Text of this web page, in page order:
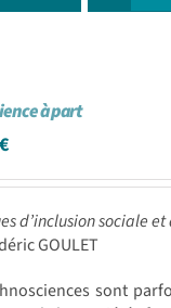
à part
€
d’inclusion sociale
GOULET
sont